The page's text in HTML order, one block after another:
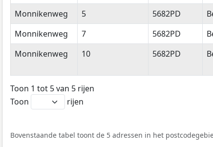
Monnikenweg
5 5682PD
Monnikenweg
7 5682PD
Monnikenweg
10 5682PD
Toon 1 tot 5 van 5 rijen
Toon
rijen
Bovenstaande tabel toont de 5 adressen in het